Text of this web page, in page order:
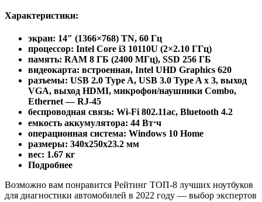
Характеристики:
экран: 14″ (1366×768) TN, 60 Гц
процессор: Intel Core i3 10110U (2×2.10 ГГц)
память: RAM 8 ГБ (2400 МГц), SSD 256 ГБ
видеокарта: встроенная, Intel UHD Graphics 620
разъемы: USB 2.0 Type A, USB 3.0 Type A x 3, выход
VGA, выход HDMI, микрофон/наушники Combo,
Ethernet — RJ-45
беспроводная связь: Wi-Fi 802.11ac, Bluetooth 4.2
емкость аккумулятора: 44 Вт⋅ч
операционная система: Windows 10 Home
pазмеры: 340x250x23.2 мм
вес: 1.67 кг
Подробнее
Возможно вам понравится Рейтинг ТОП-8 лучших ноутбуков
для диагностики автомобилей в 2022 году — выбор экспертов